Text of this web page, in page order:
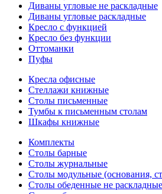
Диваны угловые не раскладные
Диваны угловые раскладные
Кресло с функцией
Кресло без функции
Оттоманки
Пуфы
Кресла офисные
Стеллажи книжные
Столы письменные
Тумбы к письменным столам
Шкафы книжные
Комплекты
Столы барные
Столы журнальные
Столы модульные (основания,
Столы обеденные не раскладные